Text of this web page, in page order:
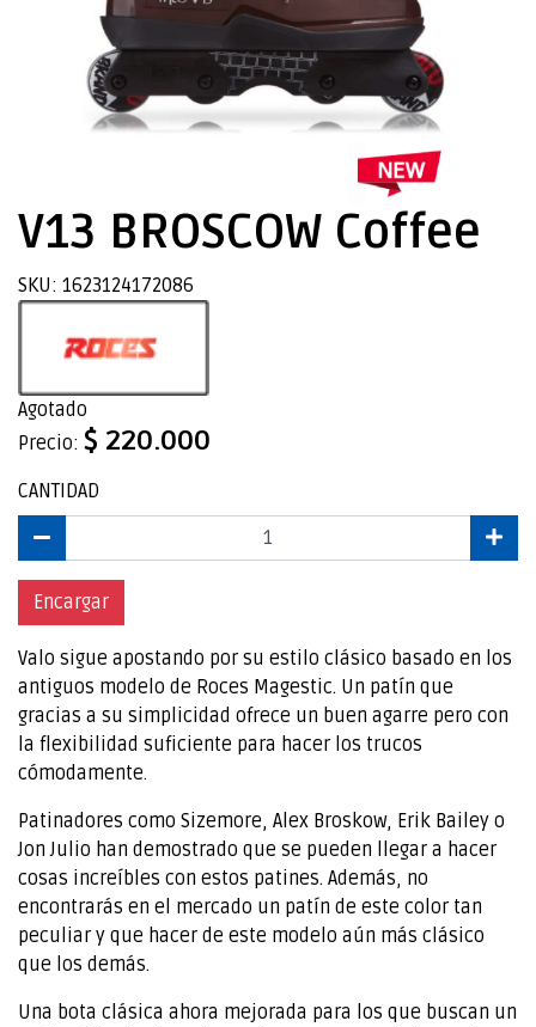
V13 BROSCOW Coffee
SKU: 1623124172086
Agotado
Precio: $ 220.000
CANTIDAD
Encargar
Valo sigue apostando por su estilo clásico basado en los
antiguos modelo de Roces Magestic. Un patín que
gracias a su simplicidad ofrece un buen agarre pero con
la flexibilidad suficiente para hacer los trucos
cómodamente.
Patinadores como Sizemore, Alex Broskow, Erik Bailey o
Jon Julio han demostrado que se pueden llegar a hacer
cosas increíbles con estos patines. Además, no
encontrarás en el mercado un patín de este color tan
peculiar y que hacer de este modelo aún más clásico
que los demás.
Una bota clásica ahora mejorada para los que buscan un